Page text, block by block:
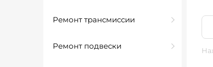
Ремонт трансмиссии
Ремонт подвески